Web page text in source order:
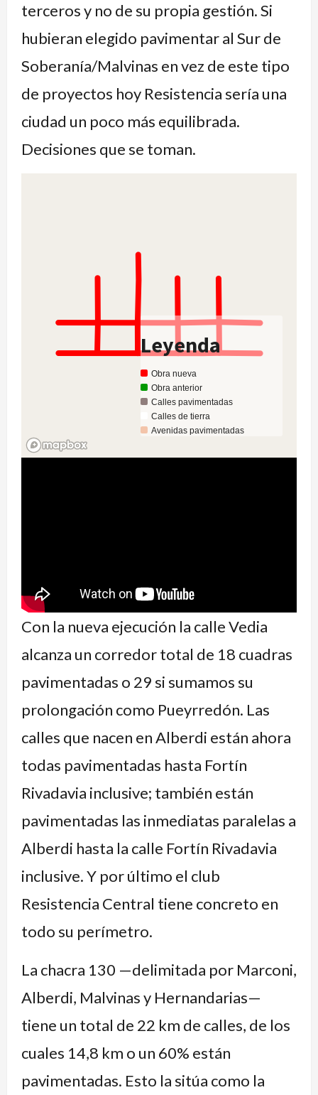
terceros y no de su propia gestión. Si
hubieran elegido pavimentar al Sur de
Soberanía/Malvinas en vez de este tipo
de proyectos hoy Resistencia sería una
ciudad un poco más equilibrada.
Decisiones que se toman.
Leyenda
Obra nueva
Obra anterior
Calles pavimentadas
Calles de tierra
Avenidas pavimentadas
Con la nueva ejecución la calle Vedia
alcanza un corredor total de 18 cuadras
pavimentadas o 29 si sumamos su
prolongación como Pueyrredón. Las
calles que nacen en Alberdi están ahora
todas pavimentadas hasta Fortín
Rivadavia inclusive; también están
pavimentadas las inmediatas paralelas a
Alberdi hasta la calle Fortín Rivadavia
inclusive. Y por último el club
Resistencia Central tiene concreto en
todo su perímetro.
La chacra 130 —delimitada por Marconi,
Alberdi, Malvinas y Hernandarias—
tiene un total de 22 km de calles, de los
cuales 14,8 km o un 60% están
pavimentadas. Esto la sitúa como la